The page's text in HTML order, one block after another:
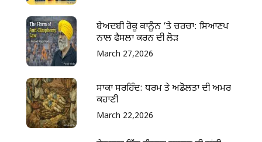
ਬੇਅਦਬੀ ਰੋਕੂ ਕਾਨੂੰਨ ‘ਤੇ ਚਰਚਾ: ਸਿਆਣਪ
ਨਾਲ ਫੈਸਲਾ ਕਰਨ ਦੀ ਲੋੜ
March 27,2026
ਸਾਕਾ ਸਰਹਿੰਦ: ਧਰਮ ਤੇ ਅਡੋਲਤਾ ਦੀ ਅਮਰ
ਕਹਾਣੀ
March 22,2026